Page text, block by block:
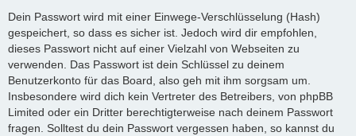
Dein Passwort wird mit einer Einwege-Verschlüsselung (Hash)
gespeichert, so dass es sicher ist. Jedoch wird dir empfohlen,
dieses Passwort nicht auf einer Vielzahl von Webseiten zu
verwenden. Das Passwort ist dein Schlüssel zu deinem
Benutzerkonto für das Board, also geh mit ihm sorgsam um.
Insbesondere wird dich kein Vertreter des Betreibers, von phpBB
Limited oder ein Dritter berechtigterweise nach deinem Passwort
fragen. Solltest du dein Passwort vergessen haben, so kannst du